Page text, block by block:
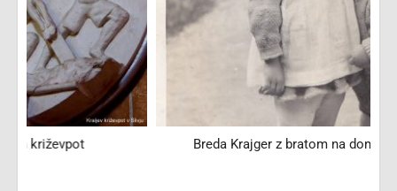
Breda Krajger z bratom na domačem dvorišču